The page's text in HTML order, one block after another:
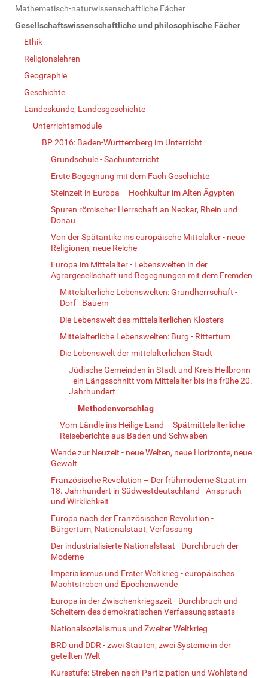
Mathematisch-naturwissenschaftliche Fächer
Gesellschaftswissenschaftliche und philosophische Fächer
Ethik
Religionslehren
Geographie
Geschichte
Landeskunde, Landesgeschichte
Unterrichtsmodule
BP 2016: Baden-Württemberg im Unterricht
Grundschule - Sachunterricht
Erste Begegnung mit dem Fach Geschichte
Steinzeit in Europa – Hochkultur im Alten Ägypten
Spuren römischer Herrschaft an Neckar, Rhein und
Donau
Von der Spätantike ins europäische Mittelalter - neue
Religionen, neue Reiche
Europa im Mittelalter - Lebenswelten in der
Agrargesellschaft und Begegnungen mit dem Fremden
Mittelalterliche Lebenswelten: Grundherrschaft -
Dorf - Bauern
Die Lebenswelt des mittelalterlichen Klosters
Mittelalterliche Lebenswelten: Burg - Rittertum
Die Lebenswelt der mittelalterlichen Stadt
Jüdische Gemeinden in Stadt und Kreis Heilbronn
- ein Längsschnitt vom Mittelalter bis ins frühe 20.
Jahrhundert
Methodenvorschlag
Vom Ländle ins Heilige Land – Spätmittelalterliche
Reiseberichte aus Baden und Schwaben
Wende zur Neuzeit - neue Welten, neue Horizonte, neue
Gewalt
Französische Revolution – Der frühmoderne Staat im
18. Jahrhundert in Südwestdeutschland - Anspruch
und Wirklichkeit
Europa nach der Französischen Revolution -
Bürgertum, Nationalstaat, Verfassung
Der industrialisierte Nationalstaat - Durchbruch der
Moderne
Imperialismus und Erster Weltkrieg - europäisches
Machtstreben und Epochenwende
Europa in der Zwischenkriegszeit - Durchbruch und
Scheitern des demokratischen Verfassungsstaats
Nationalsozialismus und Zweiter Weltkrieg
BRD und DDR - zwei Staaten, zwei Systeme in der
geteilten Welt
Kursstufe: Streben nach Partizipation und Wohlstand